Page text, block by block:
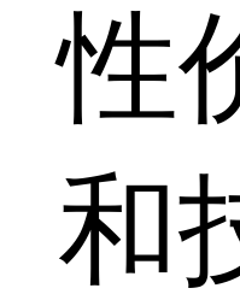
性
和